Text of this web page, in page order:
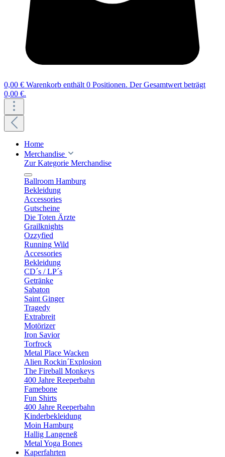
0,00 € Warenkorb enthält 0 Positionen. Der Gesamtwert beträgt
0,00 €.
Home
Merchandise
Zur Kategorie Merchandise
Ballroom Hamburg
Bekleidung
Accessories
Gutscheine
Die Toten Ärzte
Grailknights
Ozzyfied
Running Wild
Accessories
Bekleidung
CD´s / LP´s
Getränke
Sabaton
Saint Ginger
Tragedy
Extrabreit
Motörizer
Iron Savior
Torfrock
Metal Place Wacken
Alien Rockin´Explosion
The Fireball Monkeys
400 Jahre Reeperbahn
Famebone
Fun Shirts
400 Jahre Reeperbahn
Kinderbekleidung
Moin Hamburg
Hallig Langeneß
Metal Yoga Bones
Kaperfahrten